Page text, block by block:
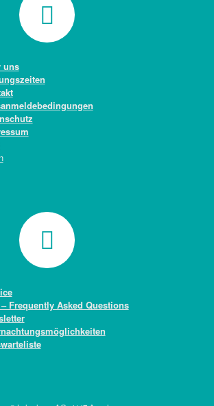
uns
– Frequently Asked Questions